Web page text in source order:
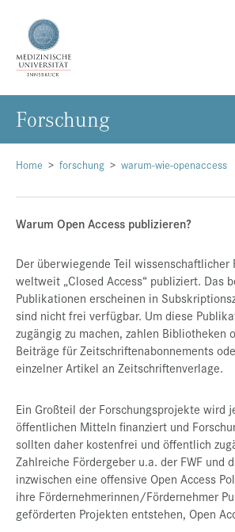
Forschung
Studium & Lehre
Krankenversorgung
Über uns
Internationales
Events
Presse
Jobs
Kontakt
Datenschutz
Service-Links
de |en
Home forschung warum-wie-openaccess
Warum Open Access publizieren?
Der überwiegende Teil
weltweit „Closed Access“ publiziert. Das
Publikationen erscheinen in
sind nicht frei verfügbar. Um diese
zugängig zu machen, zahlen Bibliotheken
Beiträge für Zeitschriftenabonnements
einzelner Artikel an Zeitschriftenverlage.
Ein Großteil der Forschungsprojekte wird
öffentlichen Mitteln finanziert und
sollten daher kostenfrei und öffentlich
Zahlreiche Fördergeber u.a. der FWF und
inzwischen eine offensive Open Access
ihre Fördernehmerinnen/Fördernehmer
geförderten Projekten entstehen, Open
For­schung